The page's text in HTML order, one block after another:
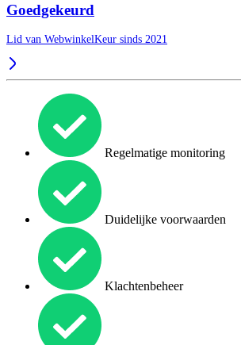
Goedgekeurd
Lid van WebwinkelKeur sinds 2021
Regelmatige monitoring
Duidelijke voorwaarden
Klachtenbeheer